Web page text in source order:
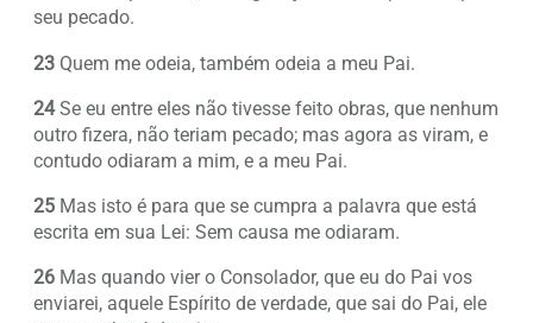
seu pecado.
23 Quem me odeia, também odeia a meu Pai.
24Se eu entre eles não tivesse feito obras, que nenhum
outro fizera, não teriam pecado; mas agora as viram, e
contudo odiaram a mim, e a meu Pai.
25 Mas isto é para que se cumpra a palavra que está
escrita em sua Lei: Sem causa me odiaram.
26 Mas quando vier o Consolador, que eu do Pai vos
enviarei, aquele Espírito de verdade, que sai do Pai, ele